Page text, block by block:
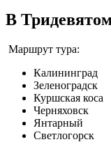
В
Маршрут тура:
Калининград
Зеленоградск
Куршская коса
Черняховск
Янтарный
Светлогорск